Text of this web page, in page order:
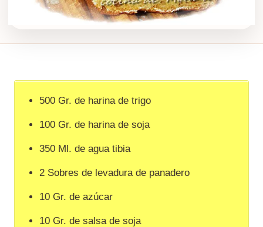
500 Gr. de harina de trigo
100 Gr. de harina de soja
350 Ml. de agua tibia
2 Sobres de levadura de panadero
10 Gr. de azúcar
10 Gr. de salsa de soja